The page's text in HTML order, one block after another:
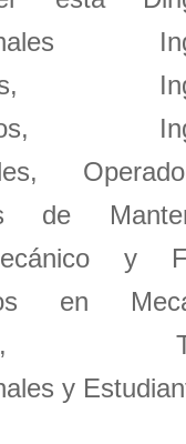
de
y
en
y